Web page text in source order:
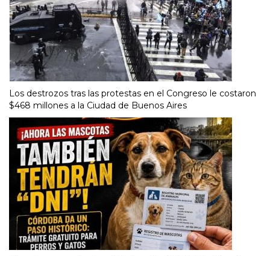
Los destrozos tras las protestas en el Congreso le costaron
$468 millones a la Ciudad de Buenos Aires